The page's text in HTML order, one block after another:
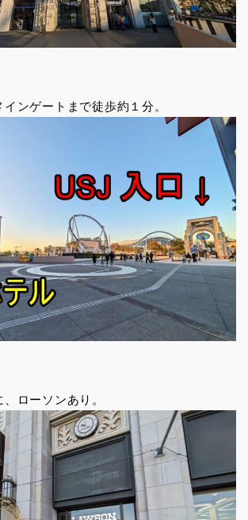
ンゲートまで徒歩約１分。
ローソンあり。